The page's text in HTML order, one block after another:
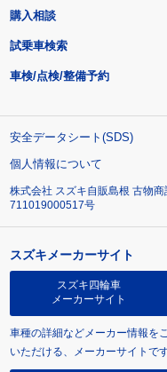
購入相談
試乗車検索
車検/点検/整備予約
安全データシート(SDS)
個人情報について
株式会社 スズキ自販島根 古物
711019000517号
スズキメーカーサイト
スズキ四輪車
メーカーサイト
車種の詳細などメーカー情報を
いただける、メーカーサイトです